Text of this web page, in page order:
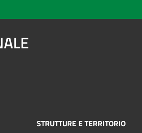
STRUTTURE E TERRITORIO